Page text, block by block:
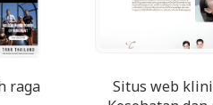
raga
Situs web